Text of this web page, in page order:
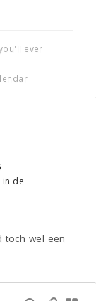
ever
in de
toch wel een